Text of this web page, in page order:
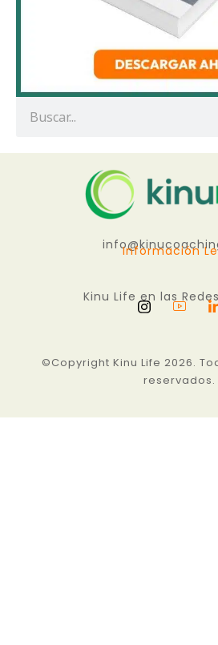
Información
Kinu Life en las
©Copyright Kinu Life 2026.
reservados.